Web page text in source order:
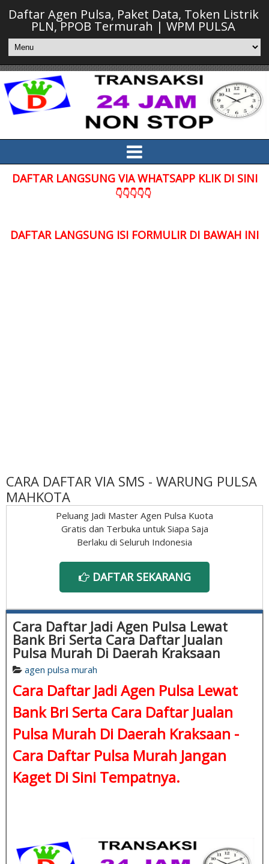
Daftar Agen Pulsa, Paket Data, Token Listrik
PLN, PPOB Termurah | WPM PULSA
DAFTAR LANGSUNG VIA WHATSAPP KLIK DI SINI
👇👇👇👇👇
DAFTAR LANGSUNG ISI FORMULIR DI BAWAH INI
CARA DAFTAR VIA SMS - WARUNG PULSA
MAHKOTA
Peluang Jadi Master Agen Pulsa Kuota
Gratis dan Terbuka untuk Siapa Saja
Berlaku di Seluruh Indonesia
DAFTAR SEKARANG
Cara Daftar Jadi Agen Pulsa Lewat
Bank Bri Serta Cara Daftar Jualan
Pulsa Murah Di Daerah Kraksaan
agen pulsa murah
Cara Daftar Jadi Agen Pulsa Lewat
Bank Bri Serta Cara Daftar Jualan
Pulsa Murah Di Daerah Kraksaan -
Cara Daftar Pulsa Murah Jangan
Kaget Di Sini Tempatnya.